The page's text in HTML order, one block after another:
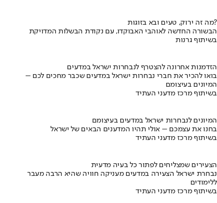
מה זה ירוק, טעים ובא בזוגות?
הבשורה החדשה לאוהבי האבוקדו, עם נקודת הבשלות המדויקת
בשיתוף גרנות
הזדמנות אחרונה להצטרף לנבחרות ישראל במדעים
בואו להכיר את חברי נבחרות ישראל במדעים שכבר מחכים לכם –
המיונים בעיצומם
בשיתוף מרכז מדעני העתיד
המיונים לנבחרות ישראל במדעים בעיצומם
בחנו את עצמכם – אולי תהיו המדענים הבאים של ישראל
בשיתוף מרכז מדעני העתיד
הצעירים שמצליחים לפתור כל בעיה מדעית
נבחרת ישראל הצעירה במדעים מעניקה חוויה שהיא הרבה מעבר
ללימודים
בשיתוף מרכז מדעני העתיד